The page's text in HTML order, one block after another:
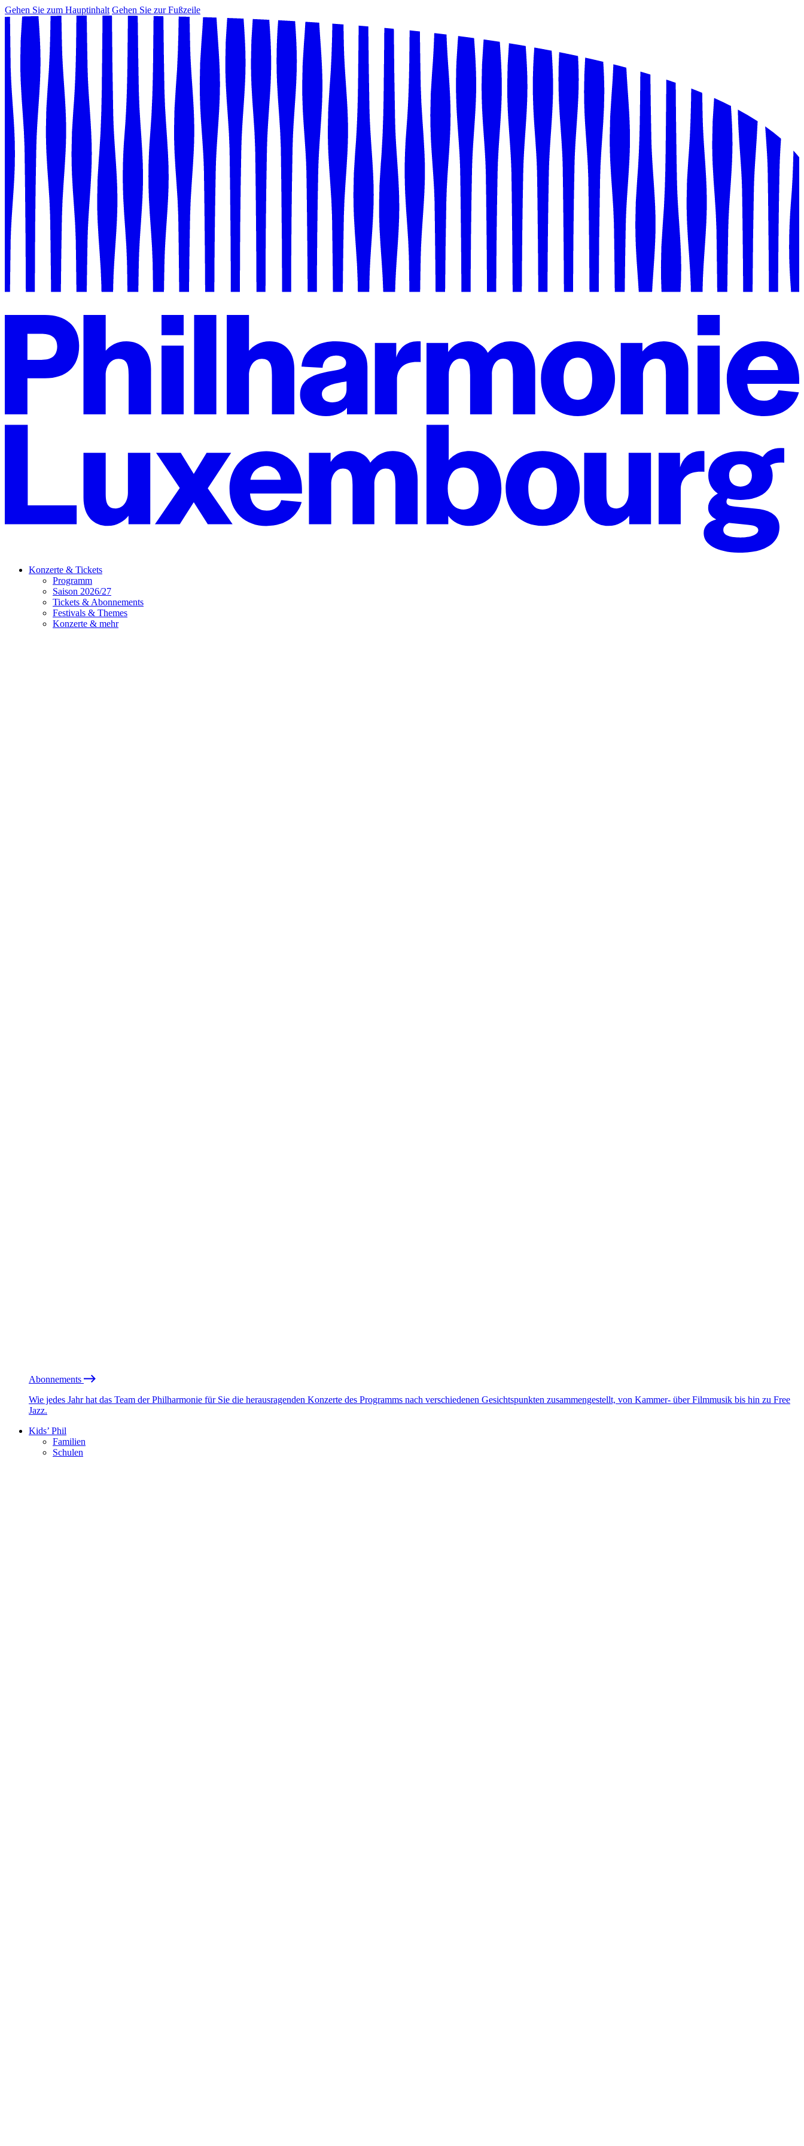
Gehen Sie zum Hauptinhalt Gehen Sie zur Fußzeile
Konzerte & Tickets
Programm
Saison 2026/27
Tickets & Abonnements
Festivals & Themes
Konzerte & mehr
Abonnements
Wie jedes Jahr hat das Team der Philharmonie für Sie die herausragenden Konzerte des Programms nach verschiedenen Gesichtspunkten zusammengestellt, von Kammer- über Filmmusik bis hin zu Free
Jazz.
Kids’ Phil
Familien
Schulen